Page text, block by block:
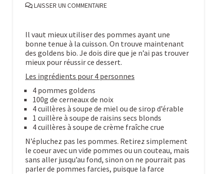
LAISSER UN COMMENTAIRE
Il vaut mieux utiliser des pommes ayant une
bonne tenue à la cuisson. On trouve maintenant
des goldens bio. Je dois dire que je n’ai pas trouver
mieux pour réussir ce dessert.
Les ingrédients pour 4 personnes
4 pommes goldens
100g de cerneaux de noix
4 cuillères à soupe de miel ou de sirop d’érable
1 cuillère à soupe de raisins secs blonds
4 cuillères à soupe de crème fraîche crue
N’épluchez pas les pommes. Retirez simplement
le coeur avec un vide pommes ou un couteau, mais
sans aller jusqu’au fond, sinon on ne pourrait pas
parler de pommes farcies, puisque la farce